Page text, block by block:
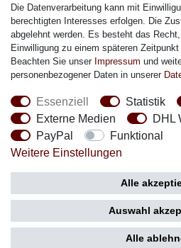
Sicherheit
Social Media
Zahlung
Die Datenverarbeitung kann mit
berechtigten Interesses erfolgen. Die
abgelehnt werden. Es besteht das
Einwilligung zu einem späteren
Beachten Sie unser Impressum und
personenbezogener Daten in unserer
Essenziell Statistik
Externe Medien
DHL
PayPal
Funktional
Weitere Einstellungen
Alle
Auswahl
Alle